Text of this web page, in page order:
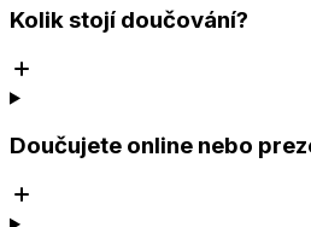
Kolik stojí doučování?
Doučujete online nebo